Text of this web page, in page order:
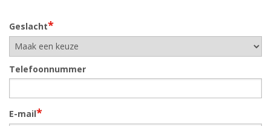
Geslacht*
Telefoonnummer
E-mail*